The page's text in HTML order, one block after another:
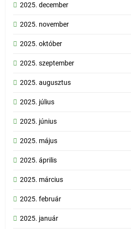
2025. december
2025. november
2025. október
2025. szeptember
2025. augusztus
2025. július
2025. június
2025. május
2025. április
2025. március
2025. február
2025. január